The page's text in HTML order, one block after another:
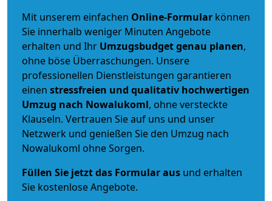
Mit unserem einfachen Online-Formular können
Sie innerhalb weniger Minuten Angebote
erhalten und Ihr Umzugsbudgetgenau planen,
ohne böse Überraschungen. Unsere
professionellen Dienstleistungen garantieren
einen stressfreien und qualitativ hochwertigen
Umzug nach Nowalukoml, ohne versteckte
Klauseln. Vertrauen Sie auf uns und unser
Netzwerk und genießen Sie den Umzug nach
Nowalukoml ohne Sorgen.
Füllen Sie jetzt das Formular aus und erhalten
Sie kostenlose Angebote.